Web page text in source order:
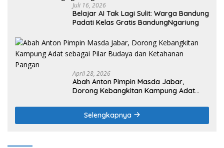
Juli 16, 2026
Belajar AI Tak Lagi Sulit: Warga Bandung
Padati Kelas Gratis BandungNgariung
April 28, 2026
Abah Anton Pimpin Masda Jabar,
Dorong Kebangkitan Kampung Adat
Pangan
Selengkapnya